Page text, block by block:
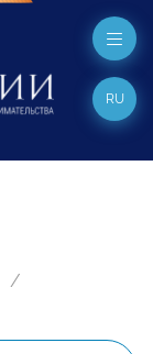
RU